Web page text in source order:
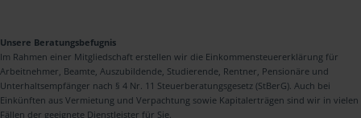
Unsere Beratungsbefugnis
Im Rahmen einer Mitgliedschaft erstellen wir die Einkommensteuererklärung für
Arbeitnehmer, Beamte, Auszubildende, Studierende, Rentner, Pensionäre und
Unterhaltsempfänger nach § 4 Nr. 11 Steuerberatungsgesetz (StBerG). Auch bei
Einkünften aus Vermietung und Verpachtung sowie Kapitalerträgen sind wir in vielen
Fällen der geeignete Dienstleister für Sie.